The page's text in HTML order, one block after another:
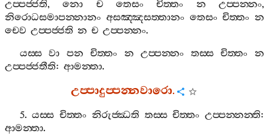
උප‍්පජ‍්ජති,නො ච තෙසං චිත‍්තං න උප‍්පන‍්නං,
නිරොධසමාපන‍්නානං අසඤ‍්ඤසත‍්තානං තෙසං චිත‍්තං න
චෙව උප‍්පජ‍්ජති න ච උප‍්පන‍්නං.
යස‍්ස
වා පන චිත‍්තං න උප‍්පන‍්නං තස‍්ස චිත‍්තං
න
උප‍්පජ‍්ජතීති: ආමන‍්තා.
උප‍්පාදුප‍්පන‍්නවාරො.
5.යස‍්ස චිත‍්තං නිරුජ‍්ඣති තස‍්ස චිත‍්තං උප‍්පන‍්නන‍්ති:
ආමන‍්තා.